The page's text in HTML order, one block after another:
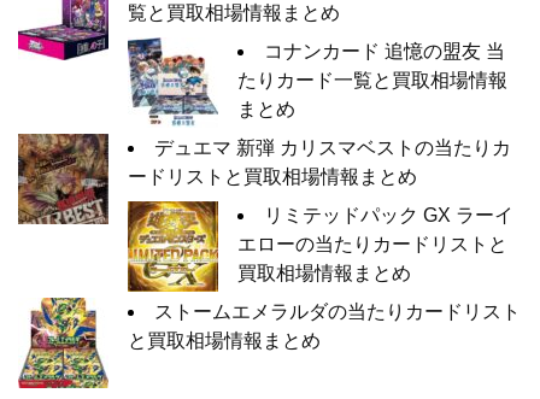
覧と買取相場情報まとめ
コナンカード 追憶の盟友 当
たりカード一覧と買取相場情報
まとめ
デュエマ 新弾 カリスマベストの当たりカ
ードリストと買取相場情報まとめ
リミテッドパック GX ラーイ
エローの当たりカードリストと
買取相場情報まとめ
ストームエメラルダの当たりカードリスト
と買取相場情報まとめ